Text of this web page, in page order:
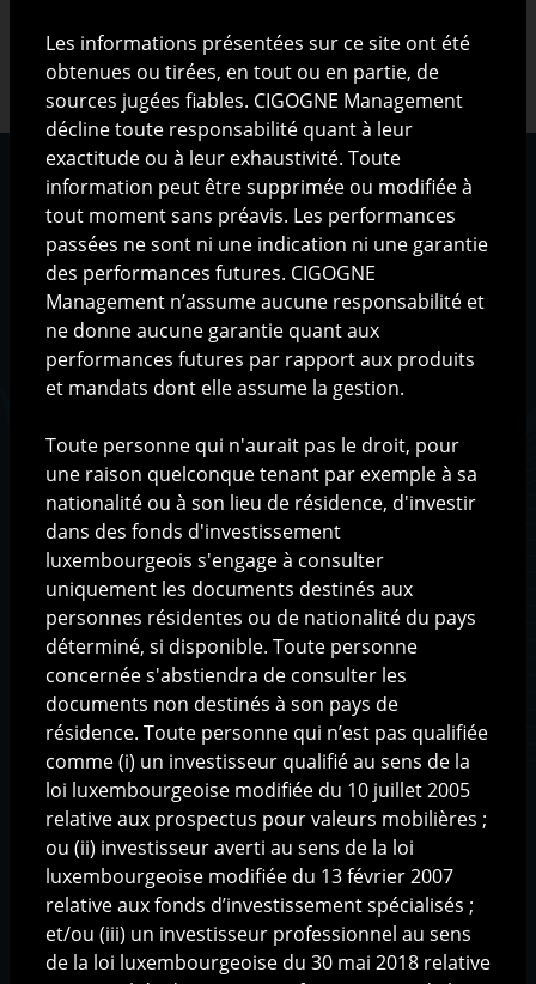
Qui sommes-nous ?
La société
L'équipe
L'organisation
La philosophie d'investissement
Le processus d'investissement
Solutions d'investissement
Fonds AIF
Fonds UCITS
Produits structurés
Base documentaire
Communications
Documentation produits
Mentions légales |
Protection des données
personnelles
| Gestion des cookies |
Copyright ©
2025 CIGOGNE MANAGEMENT S.A., Luxembourg
Les informations présentées sur ce site ont été
obtenues ou tirées, en tout ou en partie, de
sources jugées fiables. CIGOGNE Management
décline toute responsabilité quant à leur
exactitude ou à leur exhaustivité. Toute
information peut être supprimée ou modifiée à
tout moment sans préavis. Les performances
passées ne sont ni une indication ni une garantie
des performances futures. CIGOGNE
Management n’assume aucune responsabilité et
ne donne aucune garantie quant aux
performances futures par rapport aux produits
et mandats dont elle assume la gestion.
Toute personne qui n'aurait pas le droit, pour
une raison quelconque tenant par exemple à sa
nationalité ou à son lieu de résidence, d'investir
dans des fonds d'investissement
luxembourgeois s'engage à consulter
uniquement les documents destinés aux
personnes résidentes ou de nationalité du pays
déterminé, si disponible. Toute personne
concernée s'abstiendra de consulter les
documents non destinés à son pays de
résidence. Toute personne qui n’est pas qualifiée
comme (i) un investisseur qualifié au sens de la
loi luxembourgeoise modifiée du 10 juillet 2005
relative aux prospectus pour valeurs mobilières ;
ou (ii) investisseur averti au sens de la loi
luxembourgeoise modifiée du 13 février 2007
relative aux fonds d’investissement spécialisés ;
et/ou (iii) un investisseur professionnel au sens
de la loi luxembourgeoise du 30 mai 2018 relative